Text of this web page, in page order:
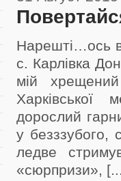
Нарешті…ось
с. Карлівка
мій
дорослий
у безззубого,
ледве
«сюрпризи»,